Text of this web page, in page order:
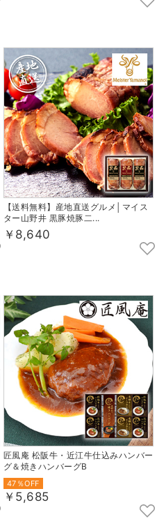
【送料無料】産地直送グルメ│マイス
ター山野井 黒豚焼豚二...
￥8,640
匠風庵 松阪牛・近江牛仕込みハンバー
グ＆焼きハンバーグB
47％OFF
￥5,685